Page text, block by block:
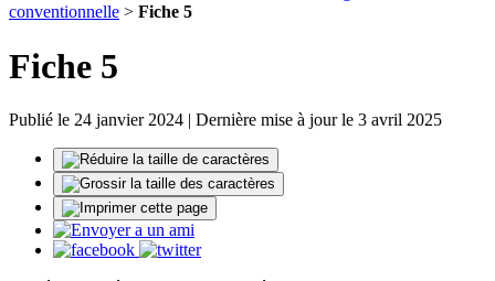
conventionnelle > Fiche 5
Fiche 5
Publié le 24 janvier 2024 | Dernière mise à jour le 3 avril 2025